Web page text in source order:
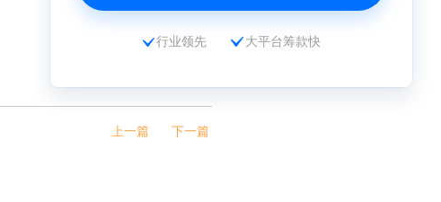
上一篇 下一篇
行业领先 大平台筹款快